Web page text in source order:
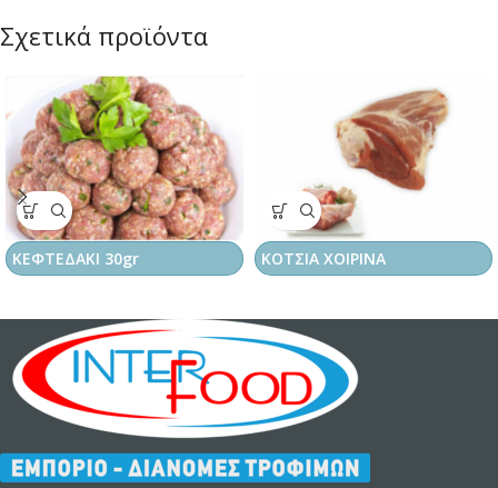
Σχετικά προϊόντα
ΚΕΦΤΕΔΑΚΙ 30gr ΚΟΤΣΙΑ ΧΟΙΡΙΝΑ